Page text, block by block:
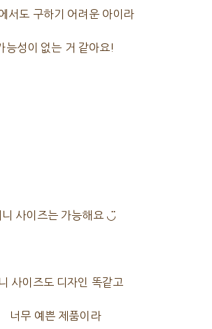
서도 구하기 어려운 아이라
능성이 없는 거 같아요!
니 사이즈는 가능해요 ◡̈
사이즈도 디자인 똑같고
너무 예쁜 제품이라